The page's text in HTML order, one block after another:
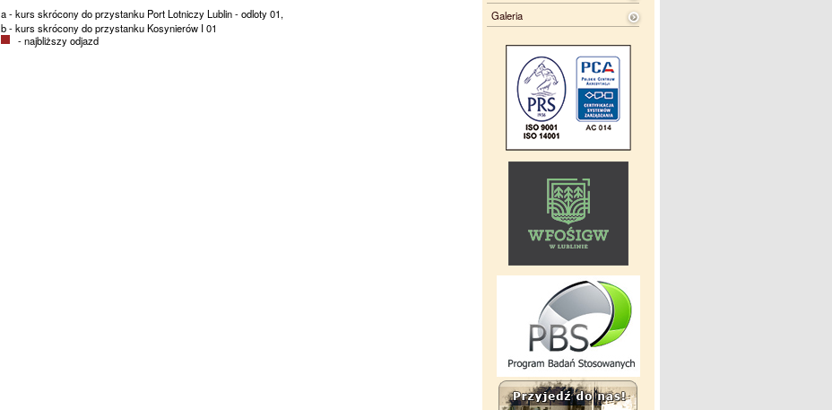
Galeria
a - kurs skrócony do przystanku Port Lotniczy Lublin - odloty 01,
b - kurs skrócony do przystanku Kosynierów I 01
- najbliższy odjazd